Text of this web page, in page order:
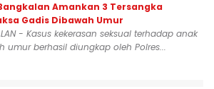
Amankan 3 Tersangka
Gadis Dibawah Umur
- Kasus kekerasan seksual terhadap anak
umur berhasil diungkap oleh Polres...